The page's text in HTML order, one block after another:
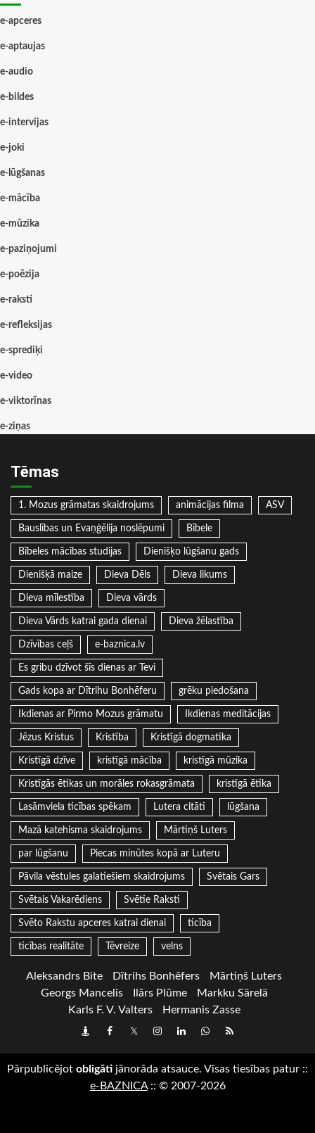
e-apceres
e-aptaujas
e-audio
e-bildes
e-intervijas
e-joki
e-lūgšanas
e-mācība
e-mūzika
e-paziņojumi
e-poēzija
e-raksti
e-refleksijas
e-sprediķi
e-video
e-viktorīnas
e-ziņas
Tēmas
1. Mozus grāmatas skaidrojums animācijas filma ASV
Bauslības un Evaņģēlija noslēpumi Bībele
Bībeles mācības studijas Dienišķo lūgšanu gads
Dienišķā maize Dieva Dēls Dieva likums
Dieva mīlestība Dieva vārds
Dieva Vārds katrai gada dienai Dieva žēlastība
Dzīvības ceļš e-baznica.lv
Es gribu dzīvot šīs dienas ar Tevi
Gads kopa ar Dītrihu Bonhēferu grēku piedošana
Ikdienas ar Pirmo Mozus grāmatu Ikdienas meditācijas
Jēzus Kristus Kristība Kristīgā dogmatika
Kristīgā dzīve kristīgā mācība kristīgā mūzika
Kristīgās ētikas un morāles rokasgrāmata kristīgā ētika
Lasāmviela ticības spēkam Lutera citāti lūgšana
Mazā katehisma skaidrojums Mārtiņš Luters
par lūgšanu Piecas minūtes kopā ar Luteru
Pāvila vēstules galatiešiem skaidrojums Svētais Gars
Svētais Vakarēdiens Svētie Raksti
Svēto Rakstu apceres katrai dienai ticība
ticības realitāte Tēvreize velns
Aleksandrs Bite Dītrihs Bonhēfers
Mārtiņš Luters
Georgs Mancelis
Ilārs Plūme
Markku Särelä
Karls F. V. Valters
Hermanis Zasse
DraugiemFacebook
TwitterInstagram
LinkedInwhatsapp
RSS
Pārpublicējot obligāti jānorāda atsauce. Visas tiesības patur ::
e-BAZNICA:: © 2007-2026